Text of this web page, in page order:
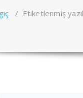
/ Etiketlenmiş